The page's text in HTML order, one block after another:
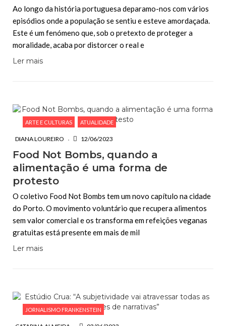
Ao longo da história portuguesa deparamo-nos com vários
episódios onde a população se sentiu e esteve amordaçada.
Este é um fenómeno que, sob o pretexto de proteger a
moralidade, acaba por distorcer o real e
Ler mais
ARTE E CULTURAS ATUALIDADE
DIANA LOUREIRO 12/06/2023
Food Not Bombs, quando a
alimentação é uma forma de
protesto
O coletivo Food Not Bombs tem um novo capítulo na cidade
do Porto. O movimento voluntário que recupera alimentos
sem valor comercial e os transforma em refeições veganas
gratuitas está presente em mais de mil
Ler mais
JORNALISMO FRANKENSTEIN